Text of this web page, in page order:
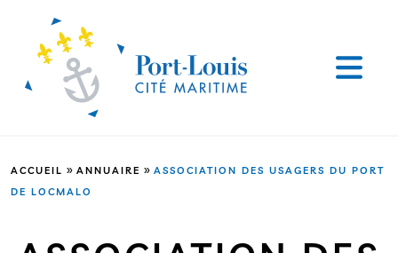
ACCUEIL » ANNUAIRE » ASSOCIATION DES USAGERS DU PORT
DE LOCMALO